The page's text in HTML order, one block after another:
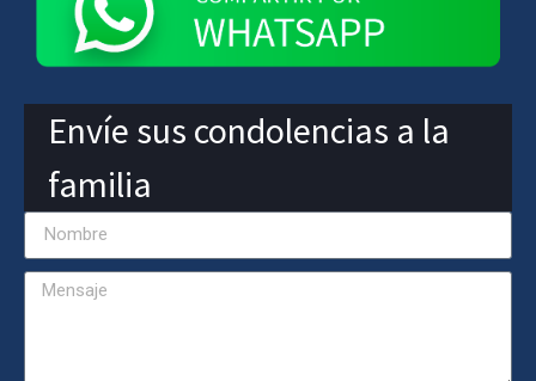
Envíe sus condolencias a la
familia